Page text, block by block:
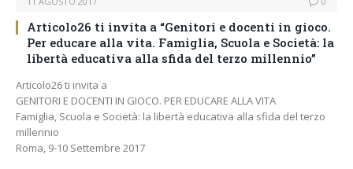
Articolo26 ti invita a “Genitori e docenti in gioco.
Per educare alla vita. Famiglia, Scuola e Società: la
libertà educativa alla sfida del terzo millennio”
Articolo26 ti invita a
GENITORI E DOCENTI IN GIOCO. PER EDUCARE ALLA VITA
Famiglia, Scuola e Società: la libertà educativa alla sfida del terzo
millennio
Roma, 9-10 Settembre 2017